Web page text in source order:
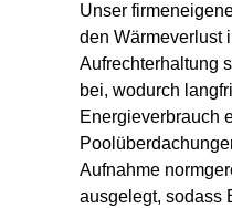
Unser
den Wärmeverlust
Aufrechterhaltung
bei, wodurch
Energieverbrauch
Aufnahme
ausgelegt, sodass